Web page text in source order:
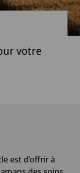
votre
est d’offrir à